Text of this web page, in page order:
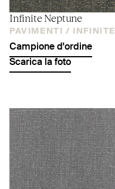
Infinite Neptune
PAVIMENTI / INFINITE
Campione d'ordine
Scarica la foto